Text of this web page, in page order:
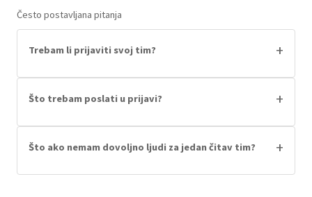
Često postavljana pitanja
Trebam li prijaviti svoj tim? +
Da, nakon što kupite karte trebate se javiti na
mail (upit@murdermystery.hr) ili naš instagram
Ako ste svi odvojeno kupili karte a želite biti
zajedno ovo je posebno bitno!
Što trebam poslati u prijavi? +
Na čije su ime kupljene karte, koliko vas je u timu
i ime vašeg tima!
Što ako nemam dovoljno ljudi za jedan čitav tim? +
Nikakav problem- spojit ćemo vas s drugima!